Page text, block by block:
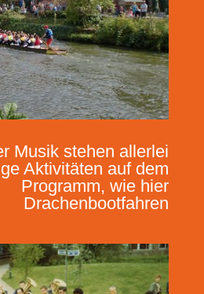
Musik stehen allerlei
Aktivitäten auf dem
Programm, wie hier
Drachenbootfahren